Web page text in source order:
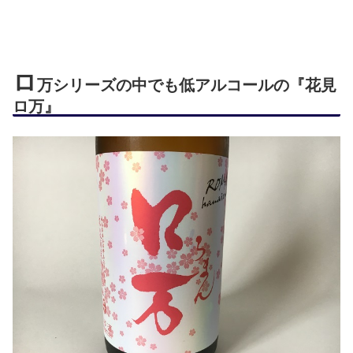
ロ 万シリーズの中でも低アルコールの『花見
ロ万』